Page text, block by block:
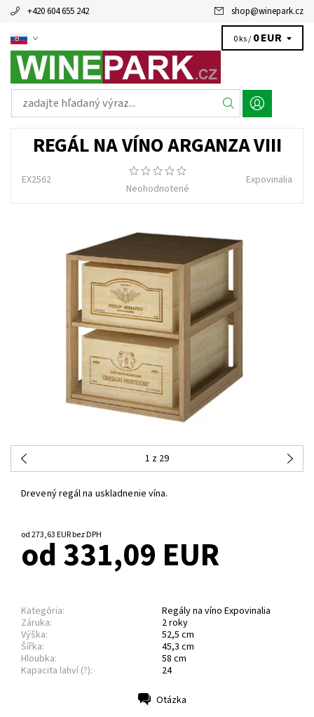
+420 604 655 242 shop@winepark.cz
0 ks / 0 EUR
REGÁL NA VÍNO ARGANZA VIII
EX2562
Neohodnotené
Expovinalia
1 z 29
Drevený regál na uskladnenie vína.
od 273,63 EUR bez DPH
od 331,09 EUR
Kategória:
Regály na víno Expovinalia
Záruka:
2 roky
Výška:
52,5 cm
Šířka:
45,3 cm
Hloubka:
58 cm
Kapacita lahví (?):
24
Otázka